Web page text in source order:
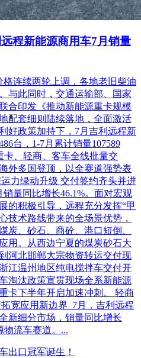
程新能源商用车7月销量
格连续两轮上调，各地老旧柴油
与此同时，交通运输部、国家
合印发《推动新能源重卡规模
配套细则陆续落地，全面激活
好政策加持下，7月吉利远程新
台，1-7月累计销量107589
卡、轻商、客车全线批量交
外多国登顶，以全赛道强势表
力绿动升级 交付签约齐头并进
量同比增长46.1%。面对宏观
的积极引导，远程充分发挥“甲
技术路线带来的全场景优势，
炭、砂石、商砼、港口短倒、
用。从西边宁夏的煤炭砂石大
河北邯郸大宗物资转运交付现
江温州地区纯电搅拌车交付开
淘汰政策宣贯现场全系新能源
卡下半年开启加速冲刺。 轻商
宽应用新边界 7月，吉利远程
新细分市场，销量同比增长
物流车赛道。...
出口冠军诞生！